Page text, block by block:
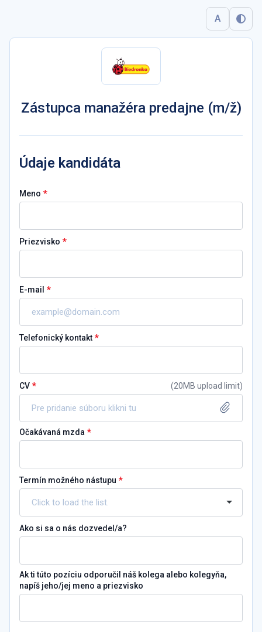
A
Zástupca manažéra predajne (m/ž)
Údaje kandidáta
Meno *
Priezvisko *
E-mail *
Telefonický kontakt *
CV * (20MB upload limit)
Pre pridanie súboru klikni tu
Očakávaná mzda *
Termín možného nástupu *
Ako si sa o nás dozvedel/a?
Ak ti túto pozíciu odporučil náš kolega alebo kolegyňa,
napíš jeho/jej meno a priezvisko